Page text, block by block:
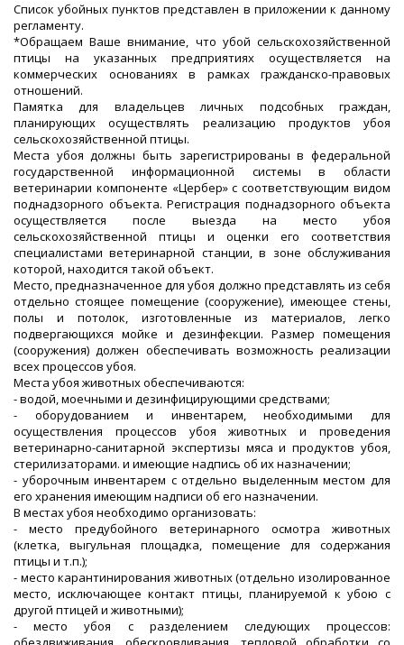
Список убойных пунктов представлен в приложении к данному
регламенту.
*Обращаем Ваше внимание, что убой сельскохозяйственной
птицы на указанных предприятиях осуществляется на
коммерческих основаниях в рамках гражданско-правовых
отношений.
Памятка для владельцев личных подсобных граждан,
планирующих осуществлять реализацию продуктов убоя
сельскохозяйственной птицы.
Места убоя должны быть зарегистрированы в федеральной
государственной информационной системы в области
ветеринарии компоненте «Цербер» с соответствующим видом
поднадзорного объекта. Регистрация поднадзорного объекта
осуществляется после выезда на место убоя
сельскохозяйственной птицы и оценки его соответствия
специалистами ветеринарной станции, в зоне обслуживания
которой, находится такой объект.
Место, предназначенное для убоя должно представлять из себя
отдельно стоящее помещение (сооружение), имеющее стены,
полы и потолок, изготовленные из материалов, легко
подвергающихся мойке и дезинфекции. Размер помещения
(сооружения) должен обеспечивать возможность реализации
всех процессов убоя.
Места убоя животных обеспечиваются:
- водой, моечными и дезинфицирующими средствами;
- оборудованием и инвентарем, необходимыми для
осуществления процессов убоя животных и проведения
ветеринарно-санитарной экспертизы мяса и продуктов убоя,
стерилизаторами. и имеющие надпись об их назначении;
- уборочным инвентарем с отдельно выделенным местом для
его хранения имеющим надписи об его назначении.
В местах убоя необходимо организовать:
- место предубойного ветеринарного осмотра животных
(клетка, выгульная площадка, помещение для содержания
птицы и т.п.);
- место карантинирования животных (отдельно изолированное
место, исключающее контакт птицы, планируемой к убою с
другой птицей и животными);
- место убоя с разделением следующих процессов: